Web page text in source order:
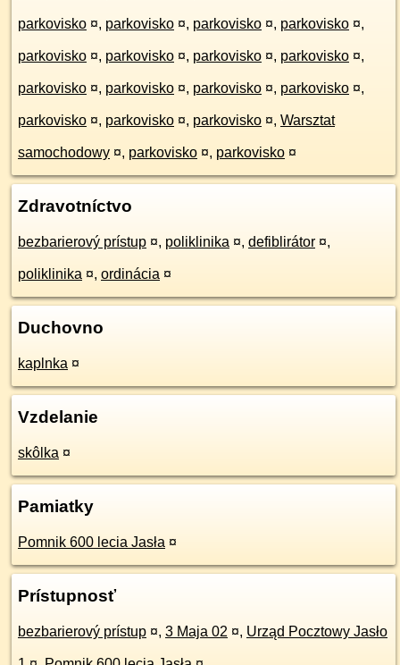
parkovisko ¤, parkovisko ¤, parkovisko ¤, parkovisko ¤,
parkovisko ¤, parkovisko ¤, parkovisko ¤, parkovisko ¤,
parkovisko ¤, parkovisko ¤, parkovisko ¤, parkovisko ¤,
parkovisko ¤, parkovisko ¤, parkovisko ¤, Warsztat
samochodowy ¤, parkovisko ¤, parkovisko ¤
Zdravotníctvo
bezbarierový prístup ¤, poliklinika ¤, defiblirátor ¤,
poliklinika ¤, ordinácia ¤
Duchovno
kaplnka ¤
Vzdelanie
skôlka ¤
Pamiatky
Pomnik 600 lecia Jasła ¤
Prístupnosť
bezbarierový prístup ¤, 3 Maja 02 ¤, Urząd Pocztowy Jasło